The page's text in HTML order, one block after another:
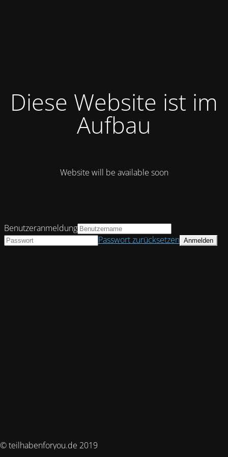
Diese Website ist im
Aufbau
Website will be available soon
© teilhabenforyou.de 2019
Benutzeranmeldung
Passwort zurücksetzen